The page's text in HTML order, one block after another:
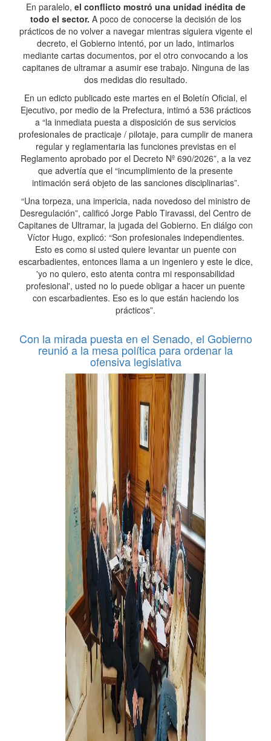
En paralelo, el conflicto mostró una unidad inédita de
todo el sector. A poco de conocerse la decisión de los
prácticos de no volver a navegar mientras siguiera vigente el
decreto, el Gobierno intentó, por un lado, intimarlos
mediante cartas documentos, por el otro convocando a los
capitanes de ultramar a asumir ese trabajo. Ninguna de las
dos medidas dio resultado.
En un edicto publicado este martes en el Boletín Oficial, el
Ejecutivo, por medio de la Prefectura, intimó a 536 prácticos
a “la inmediata puesta a disposición de sus servicios
profesionales de practicaje / pilotaje, para cumplir de manera
regular y reglamentaria las funciones previstas en el
Reglamento aprobado por el Decreto Nº 690/2026”, a la vez
que advertía que el “incumplimiento de la presente
intimación será objeto de las sanciones disciplinarias”.
“Una torpeza, una impericia, nada novedoso del ministro de
Desregulación”, calificó Jorge Pablo Tiravassi, del Centro de
Capitanes de Ultramar, la jugada del Gobierno. En diálgo con
Víctor Hugo, explicó: “Son profesionales independientes.
Esto es como si usted quiere levantar un puente con
escarbadientes, entonces llama a un ingeniero y este le dice,
'yo no quiero, esto atenta contra mi responsabilidad
profesional', usted no lo puede obligar a hacer un puente
con escarbadientes. Eso es lo que están haciendo los
prácticos”.
Con la mirada puesta en el Senado, el Gobierno
reunió a la mesa política para ordenar la
ofensiva legislativa